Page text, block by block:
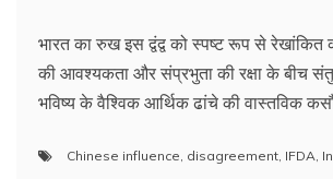
भारत का रुख इस द्वंद्व को स्पष्ट रूप से
की आवश्यकता और संप्रभुता की रक्षा के बीच
भविष्य के वैश्विक आर्थिक ढांचे की वास्तविक
Chinese influence disagreement IFDA